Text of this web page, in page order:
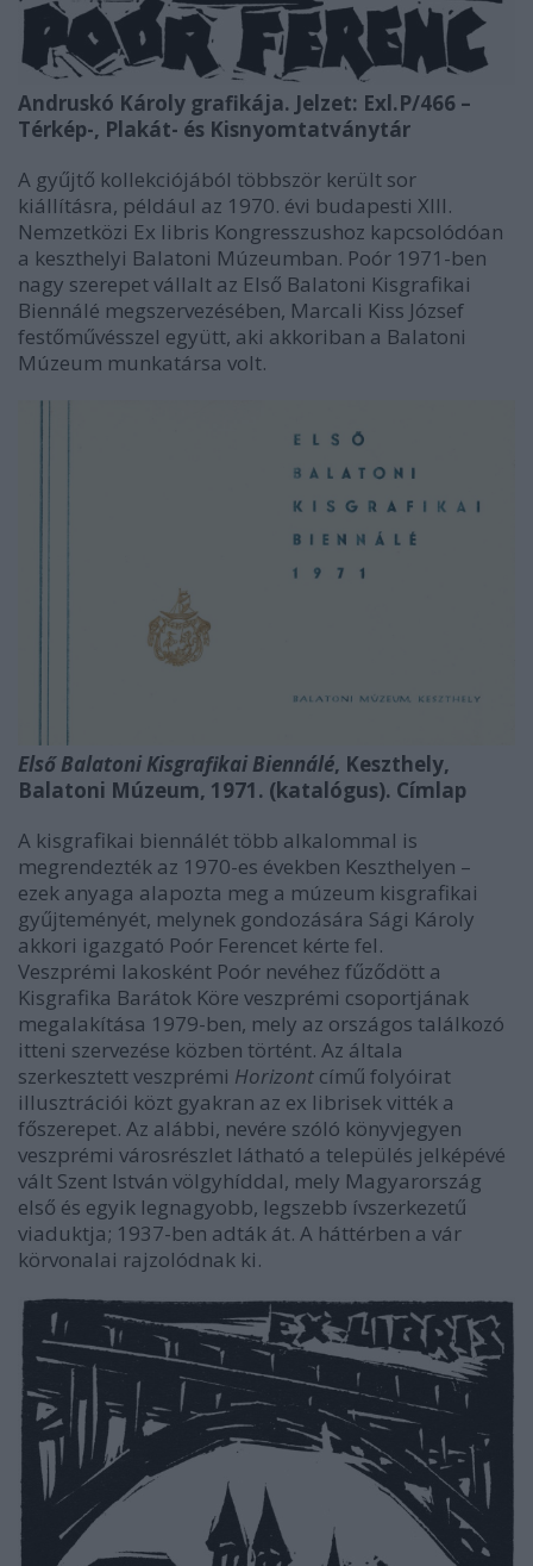
Andruskó Károly grafikája. Jelzet: Exl.P/466 –
Térkép-, Plakát- és Kisnyomtatványtár
A gyűjtő kollekciójából többször került sor
kiállításra, például az 1970. évi budapesti XIII.
Nemzetközi Ex libris Kongresszushoz kapcsolódóan
a keszthelyi Balatoni Múzeumban. Poór 1971-ben
nagy szerepet vállalt az Első Balatoni Kisgrafikai
Biennálé megszervezésében, Marcali Kiss József
festőművésszel együtt, aki akkoriban a Balatoni
Múzeum munkatársa volt.
Első Balatoni Kisgrafikai Biennálé, Keszthely,
Balatoni Múzeum, 1971. (katalógus). Címlap
A kisgrafikai biennálét több alkalommal is
megrendezték az 1970-es években Keszthelyen –
ezek anyaga alapozta meg a múzeum kisgrafikai
gyűjteményét, melynek gondozására Sági Károly
akkori igazgató Poór Ferencet kérte fel.
Veszprémi lakosként Poór nevéhez fűződött a
Kisgrafika Barátok Köre veszprémi csoportjának
megalakítása 1979-ben, mely az országos találkozó
itteni szervezése közben történt. Az általa
szerkesztett veszprémi Horizont című folyóirat
illusztrációi közt gyakran az ex librisek vitték a
főszerepet. Az alábbi, nevére szóló könyvjegyen
veszprémi városrészlet látható a település jelképévé
vált Szent István völgyhíddal, mely Magyarország
első és egyik legnagyobb, legszebb ívszerkezetű
viaduktja; 1937-ben adták át. A háttérben a vár
körvonalai rajzolódnak ki.